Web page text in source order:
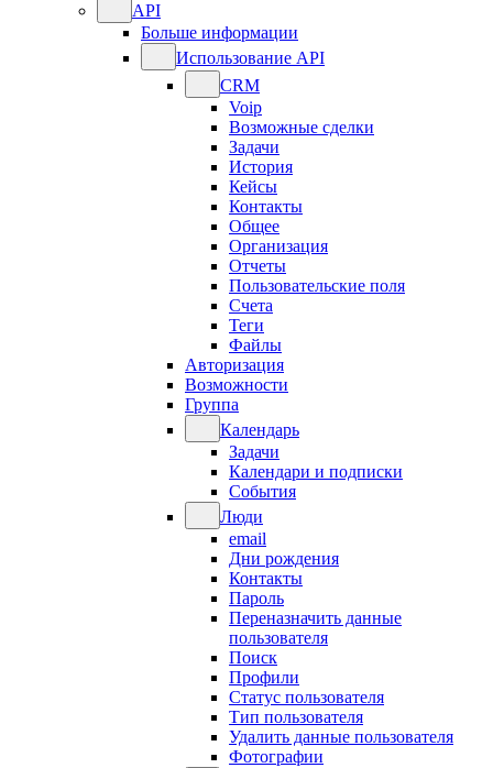
API
Больше информации
Использование API
CRM
Voip
Возможные сделки
Задачи
История
Кейсы
Контакты
Общее
Организация
Отчеты
Пользовательские поля
Счета
Теги
Файлы
Авторизация
Возможности
Группа
Календарь
Задачи
Календари и подписки
События
Люди
email
Дни рождения
Контакты
Пароль
Переназначить данные
пользователя
Поиск
Профили
Статус пользователя
Тип пользователя
Удалить данные пользователя
Фотографии